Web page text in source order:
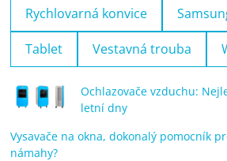
Rychlovarná konvice
Tablet Vestavná trouba
Ochlazovače vzduchu:
letní dny
Vysavače na okna, dokonalý pomocník
námahy?